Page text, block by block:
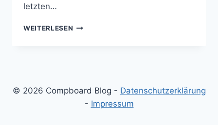
letzten…
WEITERLESEN MIT
© 2026 Compboard Blog - Datenschutzerklärung
- Impressum